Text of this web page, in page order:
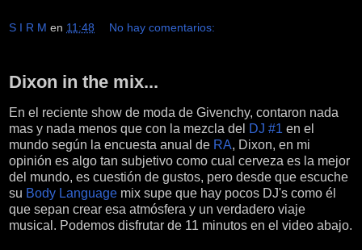
S I R M en 11:48 No hay comentarios:
Dixon in the mix...
En el reciente show de moda de Givenchy, contaron nada
mas y nada menos que con la mezcla del DJ #1 en el
mundo según la encuesta anual de RA, Dixon, en mi
opinión es algo tan subjetivo como cual cerveza es la mejor
del mundo, es cuestión de gustos, pero desde que escuche
su Body Language mix supe que hay pocos DJ's como él
que sepan crear esa atmósfera y un verdadero viaje
musical. Podemos disfrutar de 11 minutos en el video abajo.